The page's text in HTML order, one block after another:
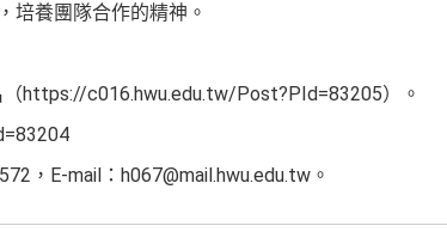
培養團隊合作的精神。
https://c016.hwu.edu.tw/Post?PId=83205）。
，E-mail：h067@mail.hwu.edu.tw。